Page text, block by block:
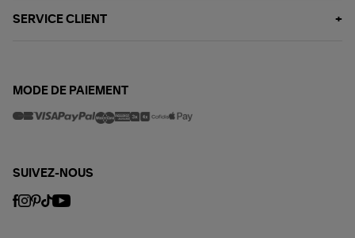
SERVICE CLIENT
MODE DE PAIEMENT
SUIVEZ-NOUS